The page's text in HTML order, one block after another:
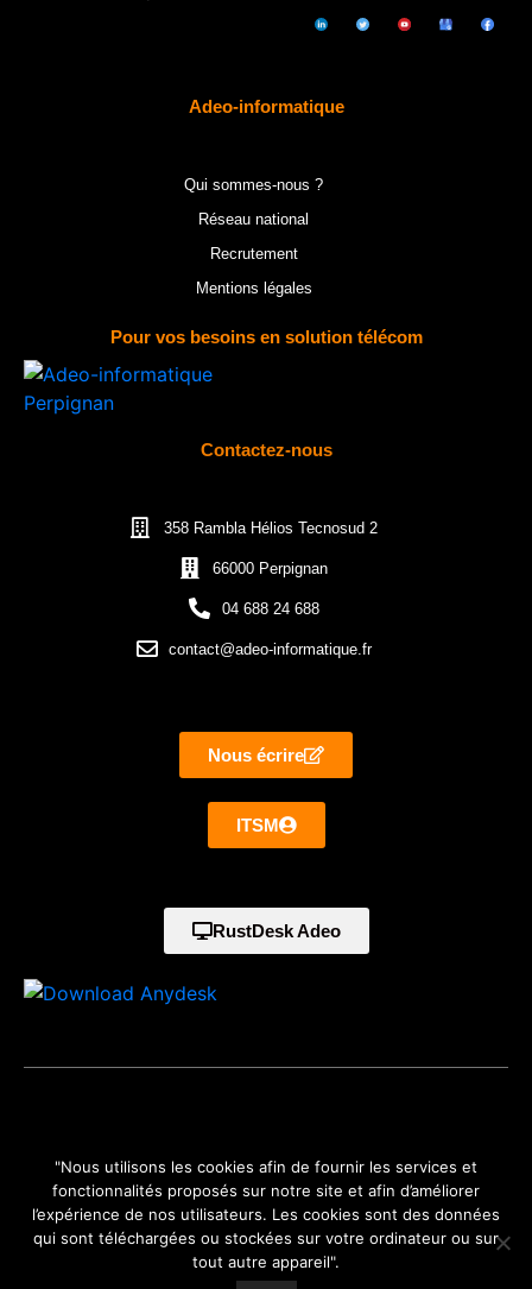
Adeo-informatique
Qui sommes-nous ?
Réseau national
Recrutement
Mentions légales
Pour vos besoins en solution télécom
Contactez-nous
358 Rambla Hélios Tecnosud 2
66000 Perpignan
04 688 24 688
contact@adeo-informatique.fr
Nous écrire
ITSM
RustDesk Adeo
Pyrénées Orientales (66) Languedoc Roussillon Midi Pyrénées -
Occitanie est une marque de GLOBAL DYNAMICS. Mentions
légales
"Nous utilisons les cookies afin de fournir les services et
fonctionnalités proposés sur notre site et afin d’améliorer
l’expérience de nos utilisateurs. Les cookies sont des données
qui sont téléchargées ou stockées sur votre ordinateur ou sur
tout autre appareil".